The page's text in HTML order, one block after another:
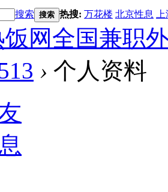
搜索 搜索 热搜: 万花楼 北京性息
网全国兼职
› 个人资料